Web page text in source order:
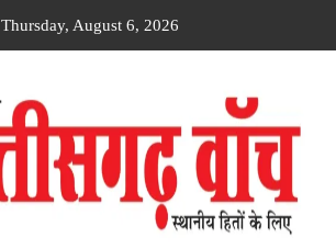
Thursday, August 6, 2026